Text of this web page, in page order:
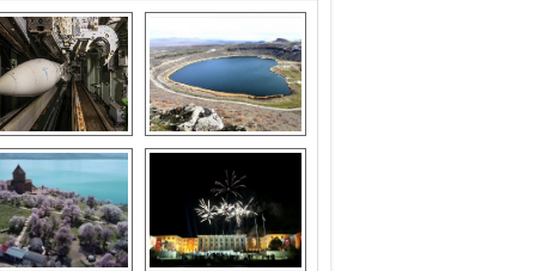
Askeri gemi
terk
gemilerin
etkileyici
görüntüleri
Kapadokya'nın
ilkbaharda bir başka
güzel